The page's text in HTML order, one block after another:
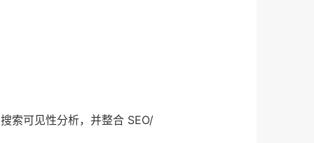
索可见性分析，并整合 SEO/